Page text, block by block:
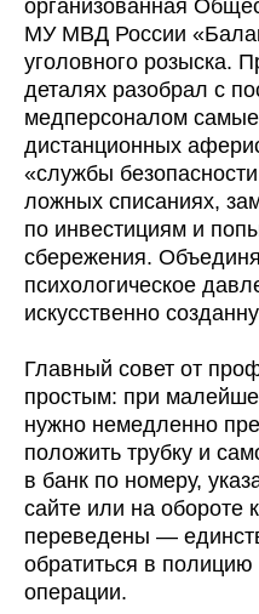
организованная
МУ МВД России
уголовного розыска.
деталях разобрал с
медперсоналом
дистанционных
«службы
ложных списаниях,
по инвестициям и
сбережения.
психологическое
искусственно
Главный совет от
простым: при
нужно немедленно
положить трубку и
в банк по номеру,
сайте или на обороте
переведены —
обратиться в
операции.